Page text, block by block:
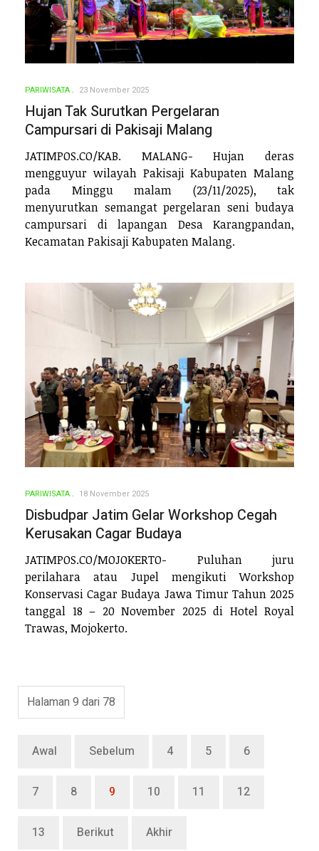
PARIWISATA 23 November 2025
Hujan Tak Surutkan Pergelaran
Campursari di Pakisaji Malang
JATIMPOS.CO/KAB. MALANG- Hujan deras
mengguyur wilayah Pakisaji Kabupaten Malang
pada Minggu malam (23/11/2025), tak
menyurutkan semangat pergelaran seni budaya
campursari di lapangan Desa Karangpandan,
Kecamatan Pakisaji Kabupaten Malang.
PARIWISATA 18 November 2025
Disbudpar Jatim Gelar Workshop Cegah
Kerusakan Cagar Budaya
JATIMPOS.CO/MOJOKERTO- Puluhan juru
perilahara atau Jupel mengikuti Workshop
Konservasi Cagar Budaya Jawa Timur Tahun 2025
tanggal 18 – 20 November 2025 di Hotel Royal
Trawas, Mojokerto.
Halaman 9 dari 78
Awal Sebelum 4 5 6
7 8 9 10 11 12
13 Berikut Akhir